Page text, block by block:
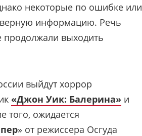
некоторые по ошибке или
информацию. Речь
продолжали выходить
выйдут хоррор
«Джон Уик: Балерина» и
того, ожидается
» от режиссера Осгуда